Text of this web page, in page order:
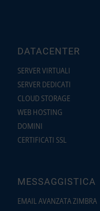
DATACENTER
SERVER VIRTUALI
SERVER DEDICATI
CLOUD STORAGE
WEB HOSTING
DOMINI
CERTIFICATI SSL
MESSAGGISTICA
EMAIL AVANZATA ZIMBRA